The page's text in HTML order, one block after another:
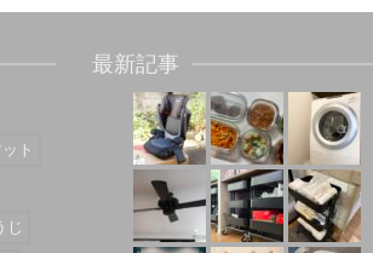
ト
じ
最新記事